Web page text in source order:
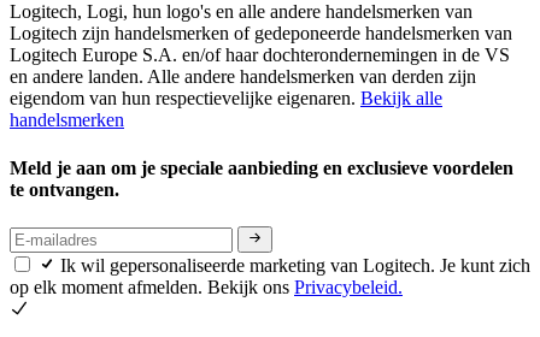
Logitech, Logi, hun logo's en alle andere handelsmerken van
Logitech zijn handelsmerken of gedeponeerde handelsmerken van
Logitech Europe S.A. en/of haar dochterondernemingen in de VS
en andere landen. Alle andere handelsmerken van derden zijn
eigendom van hun respectievelijke eigenaren. Bekijk alle
handelsmerken
Meld je aan om je speciale aanbieding en exclusieve voordelen
te ontvangen.
Ik wil gepersonaliseerde marketing van Logitech. Je kunt zich
op elk moment afmelden. Bekijk ons Privacybeleid.